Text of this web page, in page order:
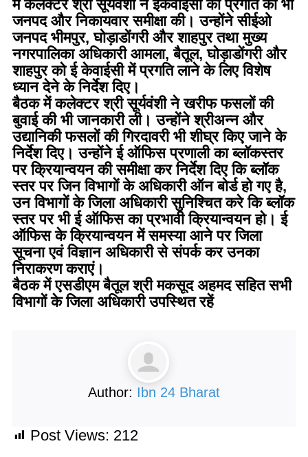
में कलेक्टर श्री सूर्यवंशी ने ईकेवाईसी की प्रगति की भी
जनपद और निकायवार समीक्षा की। उन्होंने सीईओ
जनपद भीमपुर, घोड़ाडोंगरी और शाहपुर तथा मुख्य
नगरपालिका अधिकारी आमला, बैतूल, घोड़ाडोंगरी और
शाहपुर को ई केवाईसी में प्रगति लाने के लिए विशेष
ध्यान देने के निर्देश दिए।
बैठक में कलेक्टर श्री सूर्यवंशी ने खरीफ फसलों की
बुवाई की भी जानकारी ली। उन्होंने श्रीअन्न और
उद्यानिकी फसलों की गिरदावरी भी शीघ्र किए जाने के
निर्देश दिए। उन्होंने ई ऑफिस प्रणाली का ब्लॉकस्तर
पर क्रियान्वयन की समीक्षा कर निर्देश दिए कि ब्लॉक
स्तर पर जिन विभागों के अधिकारी ऑन बोर्ड हो गए है,
उन विभागों के जिला अधिकारी सुनिश्चित करे कि ब्लॉक
स्तर पर भी ई ऑफिस का प्रभावी क्रियान्वयन हो। ई
ऑफिस के क्रियान्वयन में समस्या आने पर जिला
सूचना एवं विज्ञान अधिकारी से संपर्क कर उनका
निराकरण कराएं।
बैठक में एसडीएम बैतूल श्री मकसूद अहमद सहित सभी
विभागों के जिला अधिकारी उपस्थित रहें
Author: Ibn 24 Bharat
Post Views: 212